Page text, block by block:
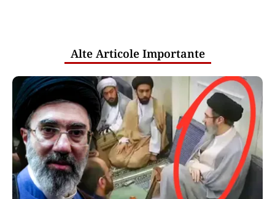
Alte Articole Importante